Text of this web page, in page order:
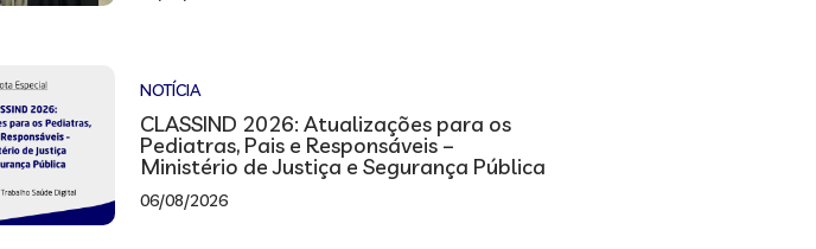
NOTÍCIA
CLASSIND 2026: Atualizações para os
Pediatras, Pais e Responsáveis –
Ministério de Justiça e Segurança Pública
06/08/2026